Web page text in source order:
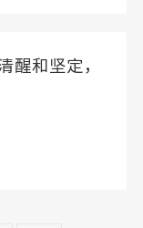
醒和坚定，